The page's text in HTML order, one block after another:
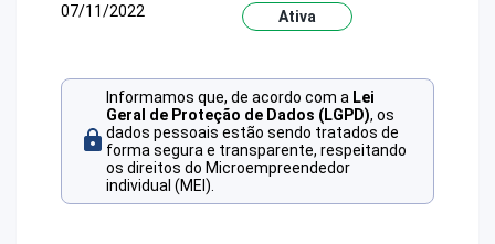
07/11/2022
Ativa
Informamos que, de acordo com a Lei
Geral de Proteção de Dados (LGPD), os
dados pessoais estão sendo tratados de
forma segura e transparente, respeitando
os direitos do Microempreendedor
individual (MEI).